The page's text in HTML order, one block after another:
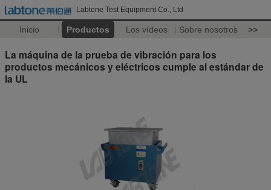
Labtone Test Equipment Co., Ltd
Inicio Productos Los vídeos Sobre nosotros >>
La máquina de la prueba de vibración para los
productos mecánicos y eléctricos cumple al estándar de
la UL